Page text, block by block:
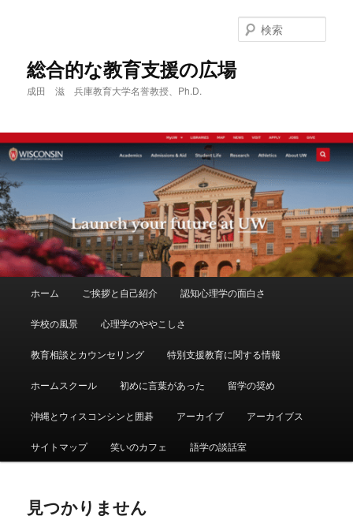
へ
移
動
移
動
総合的な教育支援の広場
成田 滋 兵庫教育大学名誉教授、Ph.D.
索
ホーム ご挨拶と自己紹介 認知心理学の面白さ
学校の風景 心理学のややこしさ
教育相談とカウンセリング 特別支援教育に関する情報
ホームスクール 初めに言葉があった 留学の奨め
沖縄とウィスコンシンと囲碁 アーカイブ アーカイブス
サイトマップ 笑いのカフェ 語学の談話室
見つかりません